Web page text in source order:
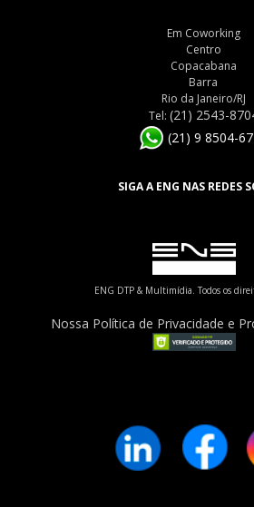
Em Coworking
Centro
Copacabana
Barra
Rio da Janeiro/RJ
Tel: (21) 2543-
(21) 9 8504-
SIGA A ENG NAS REDES
ENG DTP & Multimídia. Todos os
Nossa Política de Privacidade e